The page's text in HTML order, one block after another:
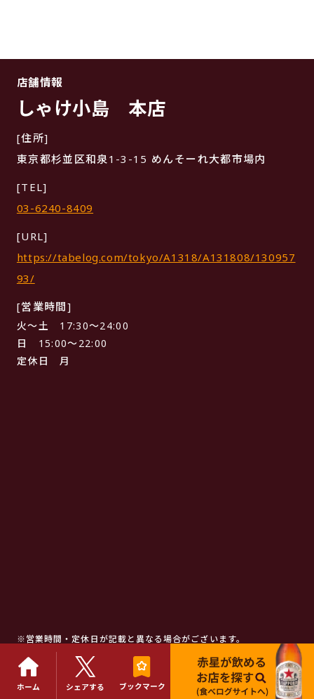
店舗情報
しゃけ小島 本店
[住所]
東京都杉並区和泉1-3-15 めんそーれ大都市場内
[TEL]
03-6240-8409
[URL]
https://tabelog.com/tokyo/A1318/A131808/130957
93/
[営業時間]
火〜土 17:30〜24:00
日 15:00〜22:00
定休日 月
※営業時間・定休日が記載と異なる場合がございます。
ご来店時は事前に店舗にご確認ください。
ホーム シェアする ブックマーク